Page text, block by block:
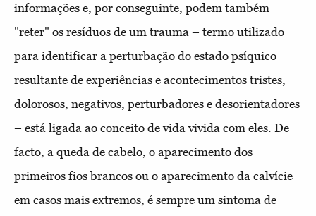
informações e, por conseguinte, podem também
"reter" os resíduos de um trauma – termo utilizado
para identificar a perturbação do estado psíquico
resultante de experiências e acontecimentos tristes,
dolorosos, negativos, perturbadores e desorientadores
– está ligada ao conceito de vida vivida com eles. De
facto, a queda de cabelo, o aparecimento dos
primeiros fios brancos ou o aparecimento da calvície
em casos mais extremos, é sempre um sintoma de